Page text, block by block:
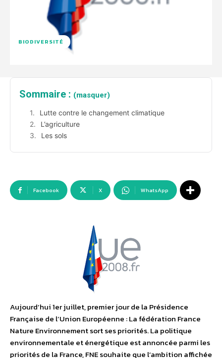
BIODIVERSITÉ
Sommaire : (masquer)
Lutte contre le changement climatique
L’agriculture
Les sols
Facebook X WhatsApp
Aujourd’hui 1er juillet, premier jour de la Présidence
Française de l’Union Européenne : La fédération France
Nature Environnement sort ses priorités. La politique
environnementale et énergétique est annoncée parmi les
priorités de la France, FNE souhaite que l’ambition affichée